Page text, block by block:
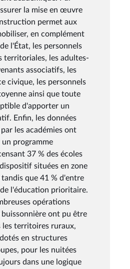
la mise en œuvre
permet aux
en complément
l'État, les personnels
territoriales, les adultes-
associatifs, les
civique, les personnels
ainsi que toute
d'apporter un
Enfin, les données
les académies ont
programme
37 % des écoles
situées en zone
que 41 % d'entre
l'éducation prioritaire.
opérations
ont pu être
les territoires ruraux,
en structures
pour les nuitées
dans une logique